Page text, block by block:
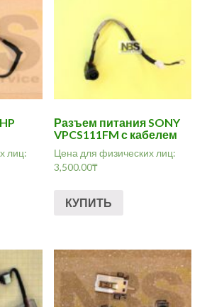
лиц:
Разъем питания SONY
VPCS111FM с кабелем
Цена для физических лиц:
3,500.00₸
КУПИТЬ